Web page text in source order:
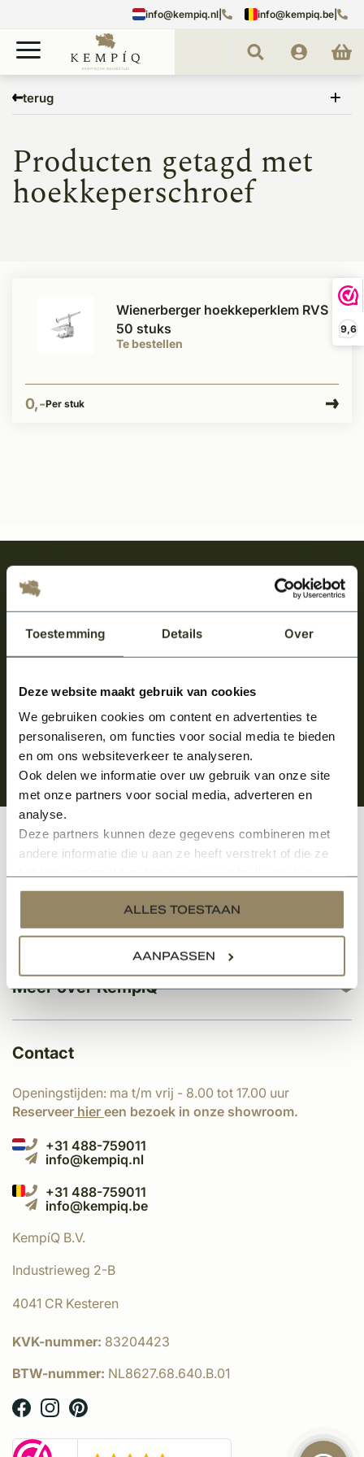
Toestemming Details Over
Deze website maakt gebruik van cookies
We gebruiken cookies om content en advertenties te
personaliseren, om functies voor social media te bieden
en om ons websiteverkeer te analyseren.
Ook delen we informatie over uw gebruik van onze site
met onze partners voor social media, adverteren en
analyse.
Deze partners kunnen deze gegevens combineren met
andere informatie die u aan ze heeft verstrekt of die ze
services.
ALLES TOESTAAN
AANPASSEN
9,6
info@kempiq.nl info@kempiq.be
terug
hoekkeperschroef
Producten getagd met
hoekkeperschroef
Te bestellen
Wienerberger hoekkeperklem RVS
50 stuks
0,-Per stuk
Meld je aan en ontvang het laatste nieuws
over onze kempische bouwstijl!
Aanmelden voor de nieuwsbrief
Meer over KempíQ
Klantenservice
Contact
Openingstijden: ma t/m vrij - 8.00 tot 17.00 uur
Reserveer hier een bezoek in onze showroom.
+31 488-759011
info@kempiq.nl
+31 488-759011
info@kempiq.be
KempíQ B.V.
Industrieweg 2-B
4041 CR Kesteren
KVK-nummer: 83204423
BTW-nummer: NL8627.68.640.B.01